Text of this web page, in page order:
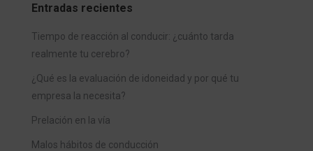
Entradas recientes
Tiempo de reacción al conducir: ¿cuánto tarda
realmente tu cerebro?
¿Qué es la evaluación de idoneidad y por qué tu
empresa la necesita?
Prelación en la vía
Malos hábitos de conducción